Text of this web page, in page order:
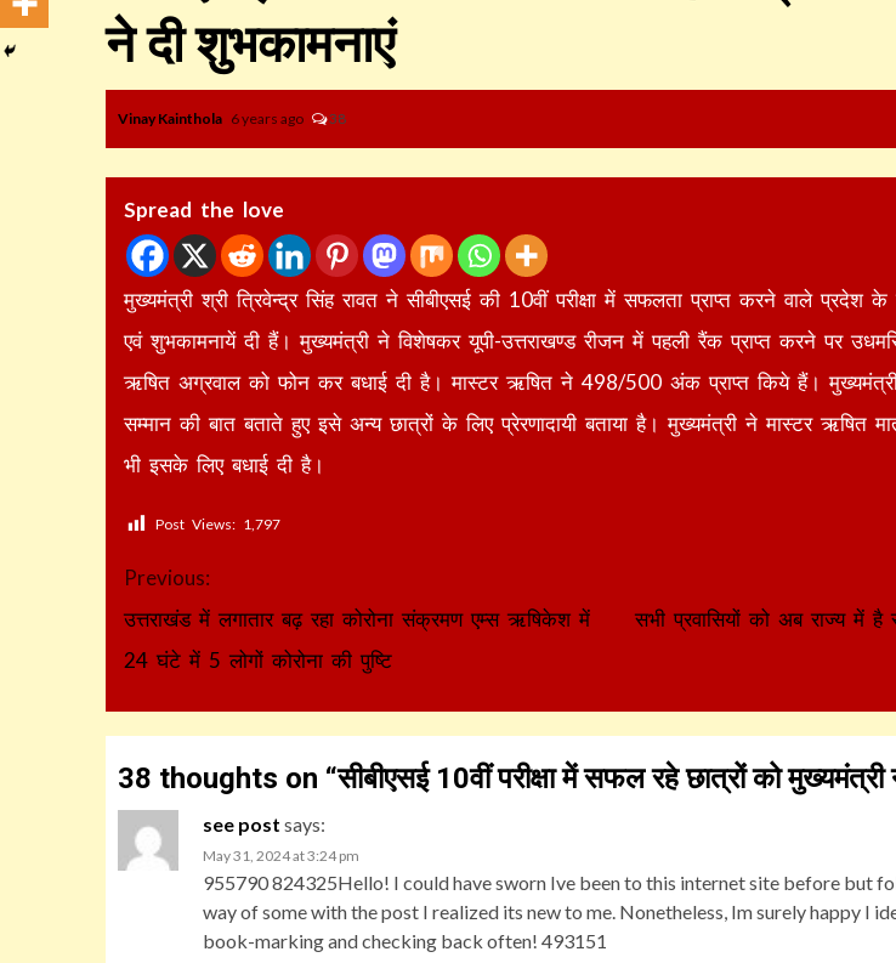
ने दी शुभकामनाएं
Vinay Kainthola 6 years ago 38
Spread the love
मुख्यमंत्री श्री त्रिवेन्द्र सिंह रावत ने सीबीएसई की 10वीं परीक्षा में सफलता प्राप्त करने वाले प्रदेश के
एवं शुभकामनायें दी हैं। मुख्यमंत्री ने विशेषकर यूपी-उत्तराखण्ड रीजन में पहली रैंक प्राप्त करने पर
ऋषित अग्रवाल को फोन कर बधाई दी है। मास्टर ऋषित ने 498/500 अंक प्राप्त किये हैं।
सम्मान की बात बताते हुए इसे अन्य छात्रों के लिए प्रेरणादायी बताया है। मुख्यमंत्री ने मास्टर ऋषित
भी इसके लिए बधाई दी है।
Post Views: 1,797
Continue
Reading
Previous:
उत्तराखंड में लगातार बढ़ रहा कोरोना संक्रमण एम्स ऋषिकेश में
24 घंटे में 5 लोगों कोरोना की पुष्टि
सभी प्रवासियों को अब राज्य में है
38 thoughts on “सीबीएसई 10वीं परीक्षा में सफल रहे छात्रों को
see post says:
May 31, 2024 at 3:24 pm
955790 824325Hello! I could have sworn Ive been to this internet site before but
way of some with the post I realized its new to me. Nonetheless, Im surely happy I
book-marking and checking back often! 493151